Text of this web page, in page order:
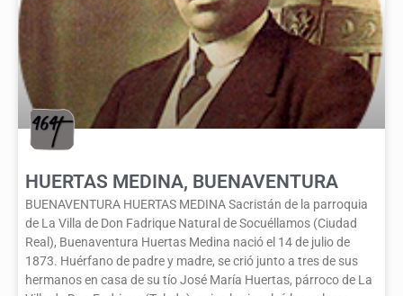
HUERTAS MEDINA, BUENAVENTURA
BUENAVENTURA HUERTAS MEDINA Sacristán de la parroquia
de La Villa de Don Fadrique Natural de Socuéllamos (Ciudad
Real), Buenaventura Huertas Medina nació el 14 de julio de
1873. Huérfano de padre y madre, se crió junto a tres de sus
hermanos en casa de su tío José María Huertas, párroco de La